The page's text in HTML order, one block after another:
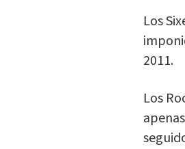
Los
2011.
Los